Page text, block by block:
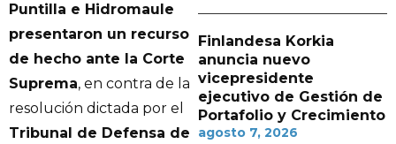
Puntilla e Hidromaule
presentaron un recurso
de hecho ante la Corte
Suprema, en contra de la
resolución dictada por el
Tribunal de Defensa de
Finlandesa Korkia
anuncia nuevo
vicepresidente
ejecutivo de Gestión de
Portafolio y Crecimiento
agosto 7, 2026